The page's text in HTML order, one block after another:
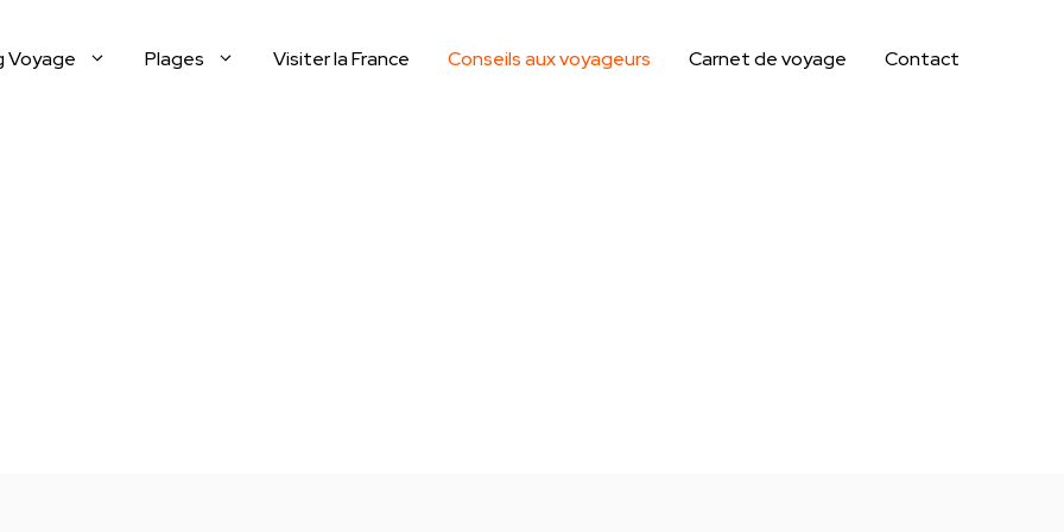
Voyage Plages Visiter la France Conseils aux voyageurs Carnet de voyage Contact